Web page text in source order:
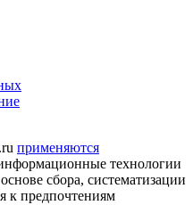
применяются
технологии
сбора, систематизации
к предпочтениям